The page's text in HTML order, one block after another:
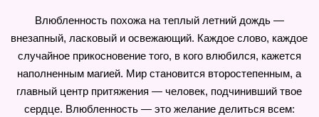
Влюбленность похожа на теплый летний дождь —
внезапный, ласковый и освежающий. Каждое слово, каждое
случайное прикосновение того, в кого влюбился, кажется
наполненным магией. Мир становится второстепенным, а
главный центр притяжения — человек, подчинивший твое
сердце. Влюбленность — это желание делиться всем: